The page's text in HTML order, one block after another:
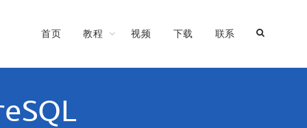
首页 教程 视频 下载 联系